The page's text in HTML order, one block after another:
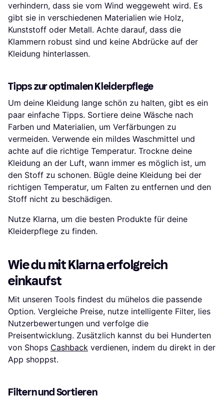
verhindern, dass sie vom Wind weggeweht wird. Es
gibt sie in verschiedenen Materialien wie Holz,
Kunststoff oder Metall. Achte darauf, dass die
Klammern robust sind und keine Abdrücke auf der
Kleidung hinterlassen.
Tipps zur optimalen Kleiderpflege
Um deine Kleidung lange schön zu halten, gibt es ein
paar einfache Tipps. Sortiere deine Wäsche nach
Farben und Materialien, um Verfärbungen zu
vermeiden. Verwende ein mildes Waschmittel und
achte auf die richtige Temperatur. Trockne deine
Kleidung an der Luft, wann immer es möglich ist, um
den Stoff zu schonen. Bügle deine Kleidung bei der
richtigen Temperatur, um Falten zu entfernen und den
Stoff nicht zu beschädigen.
Nutze Klarna, um die besten Produkte für deine
Kleiderpflege zu finden.
Wie du mit Klarna erfolgreich
einkaufst
Mit unseren Tools findest du mühelos die passende
Option. Vergleiche Preise, nutze intelligente Filter, lies
Nutzerbewertungen und verfolge die
Preisentwicklung. Zusätzlich kannst du bei Hunderten
von Shops Cashback verdienen, indem du direkt in der
App shoppst.
Filtern und Sortieren